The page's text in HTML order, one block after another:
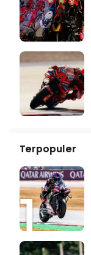
Terpopuler